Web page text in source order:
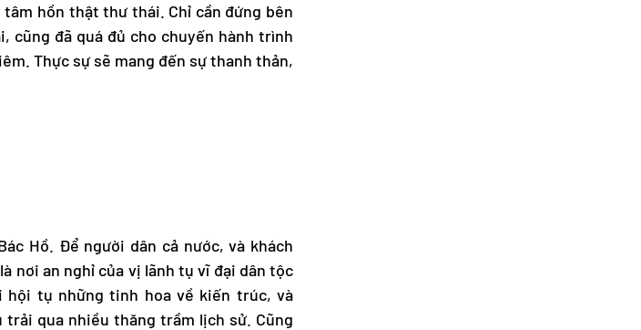
hồn thật thư thái. Chỉ cần đứng bên
cũng đã quá đủ cho chuyến hành trình
Thực sự sẽ mang đến sự thanh thản,
Hồ. Để người dân cả nước, và khách
nơi an nghỉ của vị lãnh tụ vĩ đại dân tộc
hội tụ những tinh hoa về kiến trúc, và
trải qua nhiều thăng trầm lịch sử. Cũng